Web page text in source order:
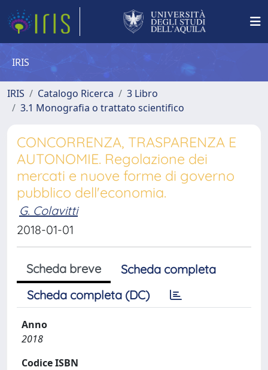
IRIS
IRIS Catalogo Ricerca
3 Libro
3.1 Monografia o trattato scientifico
CONCORRENZA, TRASPARENZA E
AUTONOMIE. Regolazione dei
mercati e nuove forme di governo
pubblico dell'economia.
G. Colavitti
2018-01-01
Scheda breve
Scheda completa
Scheda completa (DC)
Anno
2018
Codice ISBN